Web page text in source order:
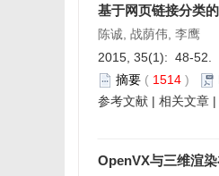
基于网页链接分类
陈诚, 战荫伟, 李鹰
2015, 35(1): 48-52.
摘要 ( 1514 )
参考文献 | 相关文章 |
OpenVX与三维渲